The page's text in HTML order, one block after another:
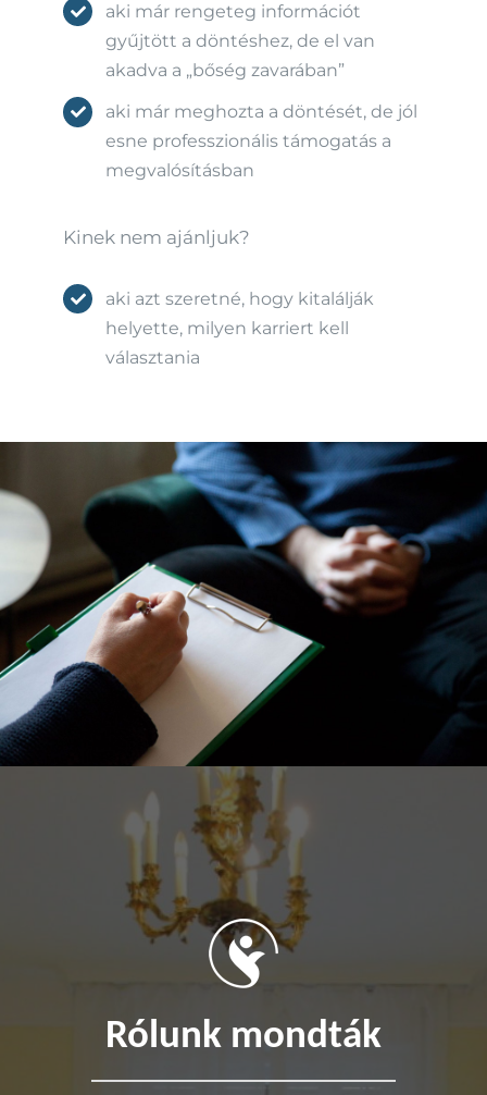
aki már rengeteg információt
gyűjtött a döntéshez, de el van
akadva a „bőség zavarában”
aki már meghozta a döntését, de jól
esne professzionális támogatás a
megvalósításban
Kinek nem ajánljuk?
aki azt szeretné, hogy kitalálják
helyette, milyen karriert kell
választania
Rólunk mondták